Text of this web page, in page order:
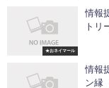
★おネイマール
情報提
トリ
情報
ン縁